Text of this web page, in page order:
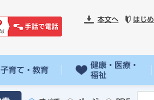
本文へ はじ
子育て・教育
健康・医療・
福祉